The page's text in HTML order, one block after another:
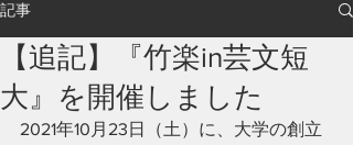
記事
【追記】『竹楽in芸文短
大』を開催しました
2021年10月23日（土）に、大学の創立